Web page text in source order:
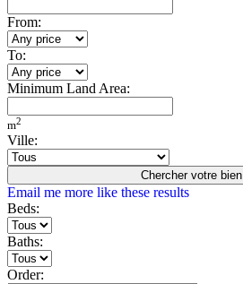
From:
To:
Minimum Land Area:
m2
Ville:
Chercher votre bien
Email me more like these results
Beds:
Baths:
Order: